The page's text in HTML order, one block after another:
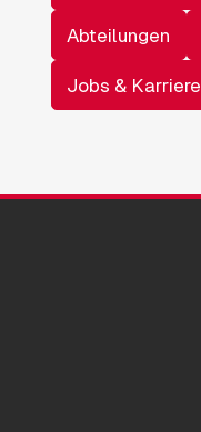
Abteilungen
Jobs & Karriere